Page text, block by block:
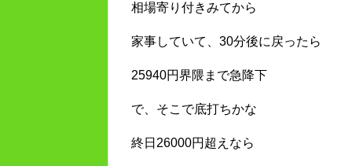
相場寄り付きみてから
家事していて、30分後に戻ったら
25940円界隈まで急降下
で、そこで底打ちかな
終日26000円超えなら